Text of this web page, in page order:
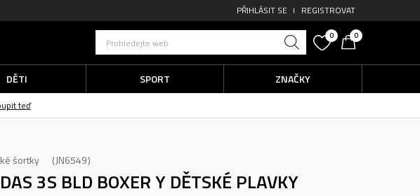
PŘIHLÁSIT SE REGISTROVAT
Prohledejte web
0 0
DĚTI SPORT
ZNAČKY
teď
šortky JN6549
3S BLD BOXER Y DĚTSKÉ PLAVKY